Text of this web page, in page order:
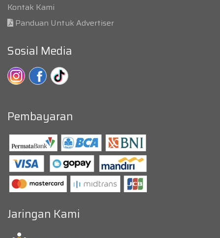
Kontak Kami
Panduan Untuk Advertiser
Sosial Media
Pembayaran
Jaringan Kami